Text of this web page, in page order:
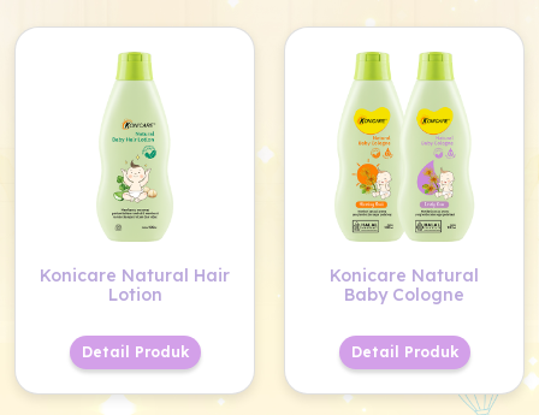
Konicare Natural Hair
Lotion
Detail Produk
Konicare Natural
Baby Cologne
Detail Produk